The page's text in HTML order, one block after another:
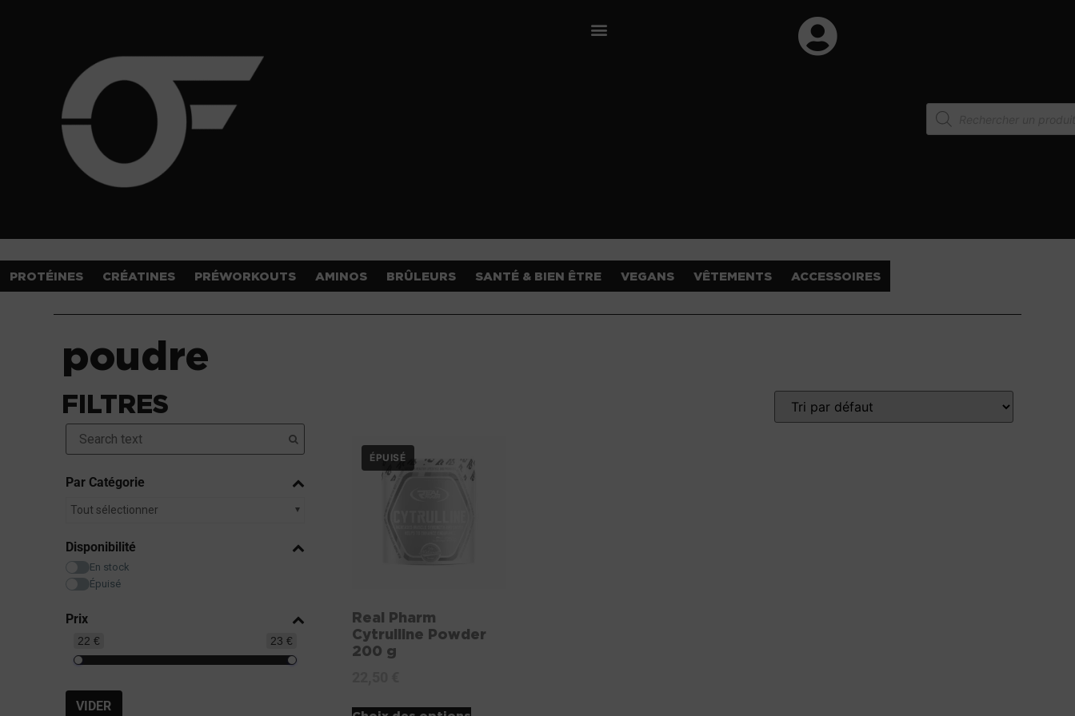
PROTÉINES CRÉATINES PRÉWORKOUTS AMINOS BRÛLEURS SANTÉ & BIEN ÊTRE VEGANS VÊTEMENTS ACCESSOIRES
poudre
FILTRES
Par Catégorie
Tout sélectionner
Disponibilité
En stock
Épuisé
Prix
22 € 23 €
VIDER
Real Pharm
Cytrulline Powder
200 g